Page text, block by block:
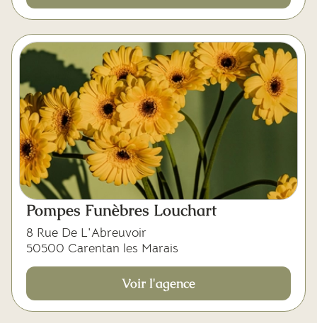
Pompes Funèbres Louchart
8 Rue De L'Abreuvoir
50500 Carentan les Marais
Voir l'agence